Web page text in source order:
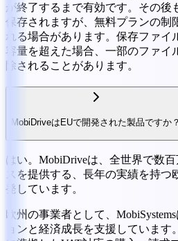
が終了するまで有効です。その後
保存されますが、無料プランの制
れる場合があります。保存ファイ
容量を超えた場合、一部のファイ
除されることがあります。
MobiDriveはEUで開発された製品ですか？
はい。MobiDriveは、全世界で数
スを提供する、長年の実績を持つ
発しています。
欧州の事業者として、
ョンと経済成長を支援していま